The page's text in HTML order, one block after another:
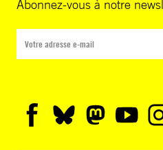
Abonnez-vous à notre